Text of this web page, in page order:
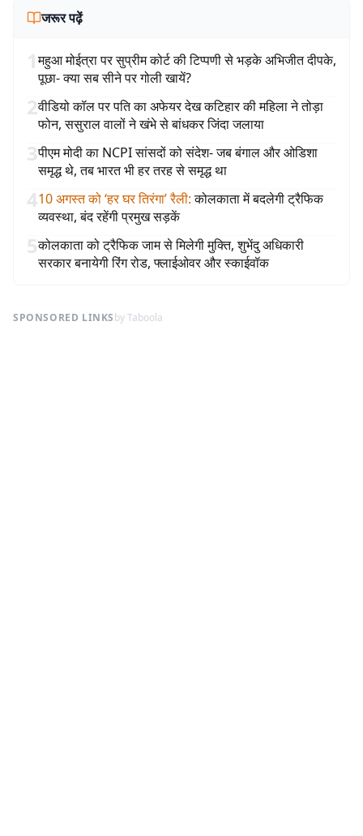
जरूर पढ़ें
1महुआ मोईत्रा पर सुप्रीम कोर्ट की टिप्पणी से भड़के अभिजीत दीपके,
पूछा- क्या सब सीने पर गोली खायें?
2वीडियो कॉल पर पति का अफेयर देख कटिहार की महिला ने तोड़ा
फोन, ससुराल वालों ने खंभे से बांधकर जिंदा जलाया
3पीएम मोदी का NCPI सांसदों को संदेश- जब बंगाल और ओडिशा
समृद्ध थे, तब भारत भी हर तरह से समृद्ध था
410 अगस्त को ‘हर घर तिरंगा’ रैली: कोलकाता में बदलेगी ट्रैफिक
व्यवस्था, बंद रहेंगी प्रमुख सड़कें
5कोलकाता को ट्रैफिक जाम से मिलेगी मुक्ति, शुभेंदु अधिकारी
सरकार बनायेगी रिंग रोड, फ्लाईओवर और स्काईवॉक
SPONSORED LINKSby Taboola